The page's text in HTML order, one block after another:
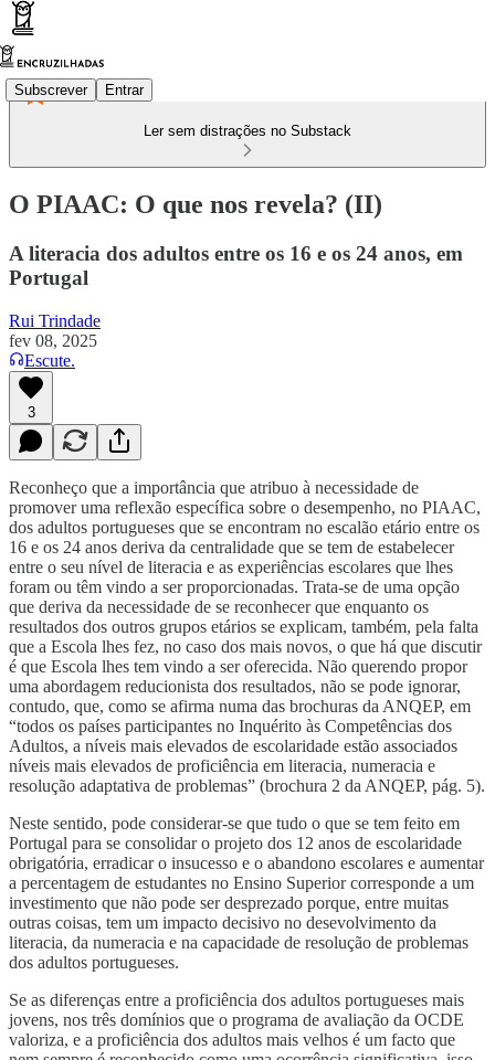
Subscrever Entrar
Ler sem distrações no Substack
O PIAAC: O que nos revela? (II)
A literacia dos adultos entre os 16 e os 24 anos, em
Portugal
Rui Trindade
fev 08, 2025
Escute.
3
Reconheço que a importância que atribuo à necessidade de
promover uma reflexão específica sobre o desempenho, no PIAAC,
dos adultos portugueses que se encontram no escalão etário entre os
16 e os 24 anos deriva da centralidade que se tem de estabelecer
entre o seu nível de literacia e as experiências escolares que lhes
foram ou têm vindo a ser proporcionadas. Trata-se de uma opção
que deriva da necessidade de se reconhecer que enquanto os
resultados dos outros grupos etários se explicam, também, pela falta
que a Escola lhes fez, no caso dos mais novos, o que há que discutir
é que Escola lhes tem vindo a ser oferecida. Não querendo propor
uma abordagem reducionista dos resultados, não se pode ignorar,
contudo, que, como se afirma numa das brochuras da ANQEP, em
“todos os países participantes no Inquérito às Competências dos
Adultos, a níveis mais elevados de escolaridade estão associados
níveis mais elevados de proficiência em literacia, numeracia e
resolução adaptativa de problemas” (brochura 2 da ANQEP, pág. 5).
Neste sentido, pode considerar-se que tudo o que se tem feito em
Portugal para se consolidar o projeto dos 12 anos de escolaridade
obrigatória, erradicar o insucesso e o abandono escolares e aumentar
a percentagem de estudantes no Ensino Superior corresponde a um
investimento que não pode ser desprezado porque, entre muitas
outras coisas, tem um impacto decisivo no desevolvimento da
literacia, da numeracia e na capacidade de resolução de problemas
dos adultos portugueses.
Se as diferenças entre a proficiência dos adultos portugueses mais
jovens, nos três domínios que o programa de avaliação da OCDE
valoriza, e a proficiência dos adultos mais velhos é um facto que